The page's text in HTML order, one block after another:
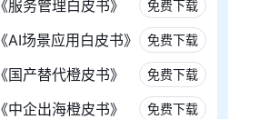
《服务管理白皮书》 免费下载
《AI场景应用白皮书》 免费下载
《国产替代橙皮书》 免费下载
《中企出海橙皮书》 免费下载